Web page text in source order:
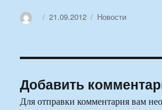
АвторОпубликовано
21.09.2012 Рубрики
Новости
Добавить
Для отправки комментария вам